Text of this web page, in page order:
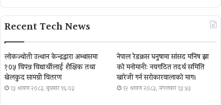
Recent Tech News
लोकज्योती उत्थान केन्द्रद्वारा अम्बासमा
१०५ विपन्न विद्यार्थीलाई शैक्षिक तथा
खेलकुद सामग्री वितरण
१३ श्रावण २०८३, बुधबार १६:०३
नेपाल रेडक्रस धनुषामा सांसद मनिष झा
को मनोमानी: नवगठित तदर्थ समिति
खारेजी गर्न सरोकारवालाको माग।
१२ श्रावण २०८३, मंगलवार १३:५३